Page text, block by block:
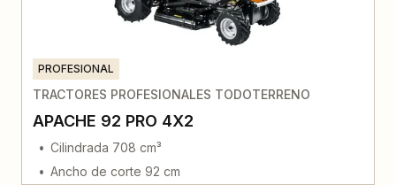
PROFESIONAL
TRACTORES PROFESIONALES TODOTERRENO
APACHE 92 PRO 4X2
Cilindrada 708 cm³
Ancho de corte 92 cm